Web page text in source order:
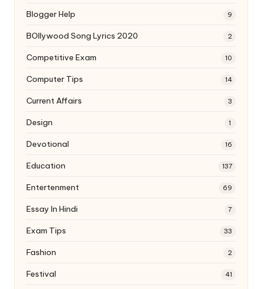
Blogger Help 9
BOllywood Song Lyrics 2020 2
Competitive Exam 10
Computer Tips 14
Current Affairs 3
Design 1
Devotional 16
Education 137
Entertenment 69
Essay In Hindi 7
Exam Tips 33
Fashion 2
Festival 41